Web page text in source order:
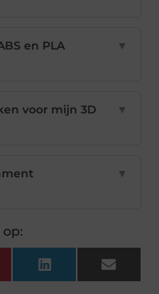
en PLA
▼
voor mijn 3D
▼
▼
LinkedIn Email